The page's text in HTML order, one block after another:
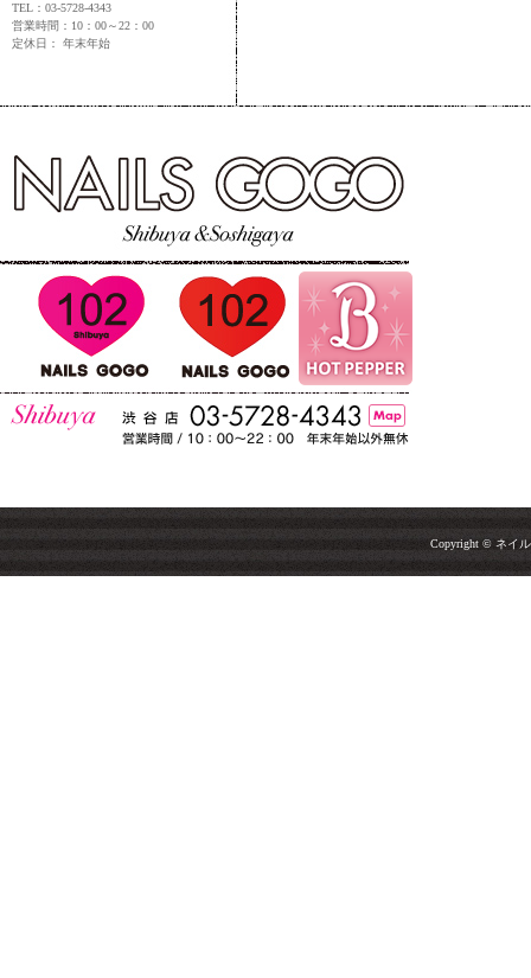
TEL：03-5728-4343
営業時間：10：00～22：00
定休日： 年末年始
Copyright © ネイル